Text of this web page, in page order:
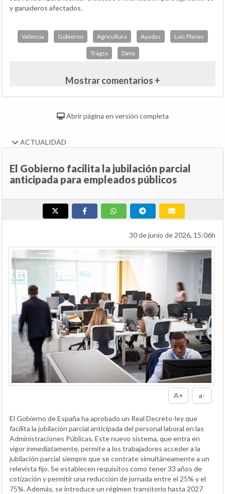
y ganaderos afectados.
Valencia Gobierno Agricultura Ayudas Luis Planas
Tragsa Dana
Mostrar comentarios +
Abrir página en versión completa
ACTUALIDAD
El Gobierno facilita la jubilación parcial
anticipada para empleados públicos
30 de junio de 2026, 15:06h
A+ a-
El Gobierno de España ha aprobado un Real Decreto-ley que
facilita la jubilación parcial anticipada del personal laboral en las
Administraciones Públicas. Este nuevo sistema, que entra en
vigor inmediatamente, permite a los trabajadores acceder a la
jubilación parcial siempre que se contrate simultáneamente a un
relevista fijo. Se establecen requisitos como tener 33 años de
cotización y permitir una reducción de jornada entre el 25% y el
75%. Además, se introduce un régimen transitorio hasta 2027